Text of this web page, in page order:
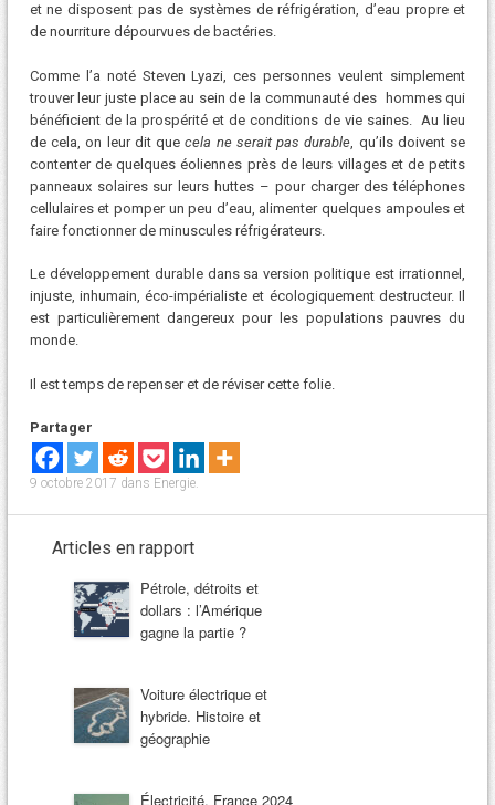
et ne disposent pas de systèmes de réfrigération, d’eau propre et
de nourriture dépourvues de bactéries.
Comme l’a noté Steven Lyazi, ces personnes veulent simplement
trouver leur juste place au sein de la communauté des hommes qui
bénéficient de la prospérité et de conditions de vie saines. Au lieu
de cela, on leur dit quecela ne serait pas durable , qu’ils doivent se
contenter de quelques éoliennes près de leurs villages et de petits
panneaux solaires sur leurs huttes – pour charger des téléphones
cellulaires et pomper un peu d’eau, alimenter quelques ampoules et
faire fonctionner de minuscules réfrigérateurs.
Le développement durable dans sa version politique est irrationnel,
injuste, inhumain, éco-impérialiste et écologiquement destructeur. Il
est particulièrement dangereux pour les populations pauvres du
monde.
Il est temps de repenser et de réviser cette folie.
Partager
9 octobre 2017 dans Energie.
Articles en rapport
Pétrole, détroits et
dollars : l’Amérique
gagne la partie ?
Voiture électrique et
hybride. Histoire et
géographie
Électricité, France 2024